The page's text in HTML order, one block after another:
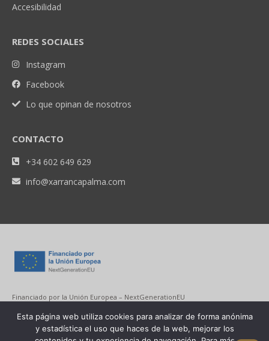
Accesibilidad
REDES SOCIALES
Instagram
Facebook
Lo que opinan de nosotros
CONTACTO
+34 602 649 629
info@xarrancapalma.com
Financiado por la Unión Europea – NextGenerationEU
Esta página web utiliza cookies para analizar de forma anónima
y estadística el uso que haces de la web, mejorar los